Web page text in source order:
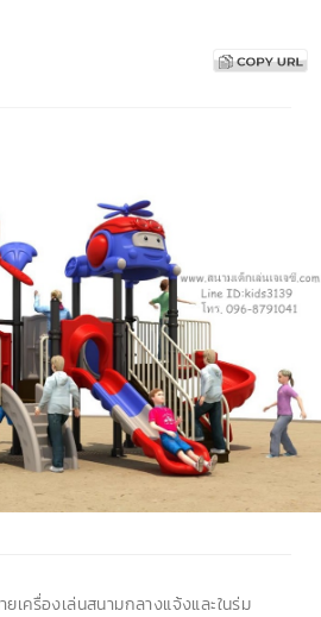
ยเครื่องเล่นสนามกลางแจ้งและในร่ม